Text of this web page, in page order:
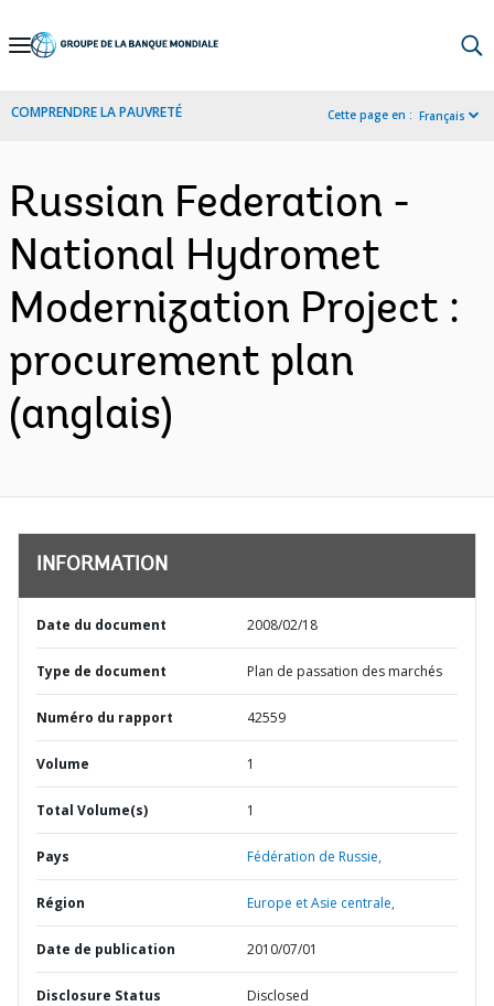
Skip
Navigation
COMPRENDRE LA PAUVRETÉ Cette page en : Français
Russian Federation -
National Hydromet
Modernization Project :
procurement plan
(anglais)
INFORMATION
Date du document 2008/02/18
Type de document Plan de passation des marchés
Numéro du rapport 42559
Volume 1
Total Volume(s) 1
Pays Fédération de Russie,
Région Europe et Asie centrale,
Date de publication 2010/07/01
Disclosure Status Disclosed